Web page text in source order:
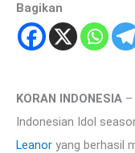
Bagikan
KORAN INDONESIA –
Indonesian Idol
Leanor yang berhasil